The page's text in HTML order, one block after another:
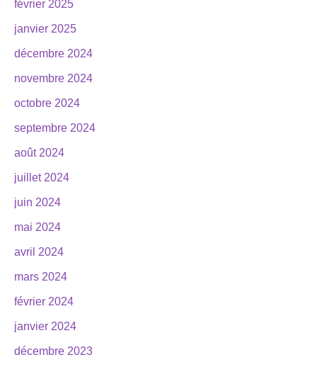
février 2025
janvier 2025
décembre 2024
novembre 2024
octobre 2024
septembre 2024
août 2024
juillet 2024
juin 2024
mai 2024
avril 2024
mars 2024
février 2024
janvier 2024
décembre 2023